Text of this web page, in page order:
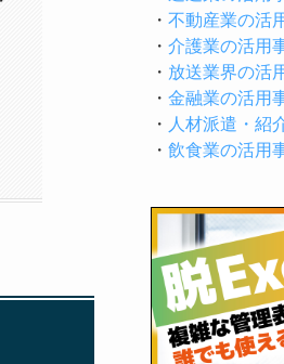
・ 不動産業の活
・ 介護業の活用
・ 放送業界の活
・ 金融業の活用
・ 人材派遣・紹
・ 飲食業の活用